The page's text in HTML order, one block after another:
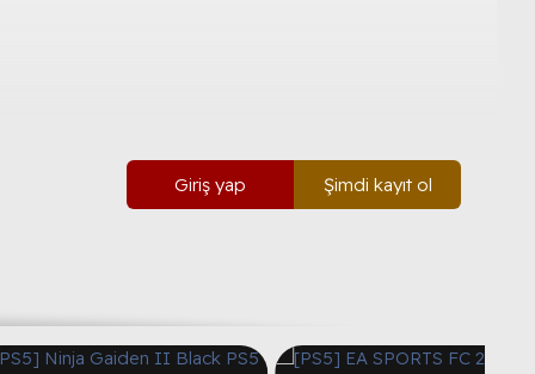
Giriş yap Şimdi kayıt ol